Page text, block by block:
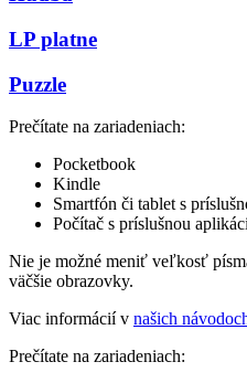
LP platne
Puzzle
Prečítate na zariadeniach:
Pocketbook
Kindle
Smartfón či tablet s
Počítač s príslušnou
Nie je možné meniť veľkosť
väčšie obrazovky.
Viac informácií v našich
Prečítate na zariadeniach: